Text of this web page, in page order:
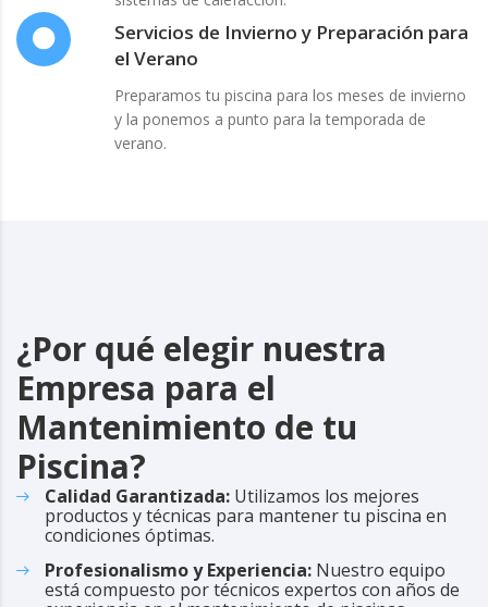
Servicios de Invierno y Preparación para
el Verano
Preparamos tu piscina para los meses de invierno
y la ponemos a punto para la temporada de
verano.
¿Por qué elegir nuestra
Empresa para el
Mantenimiento de tu
Piscina?
Calidad Garantizada: Utilizamos los mejores
productos y técnicas para mantener tu piscina en
condiciones óptimas.
Profesionalismo y Experiencia: Nuestro equipo
está compuesto por técnicos expertos con años de